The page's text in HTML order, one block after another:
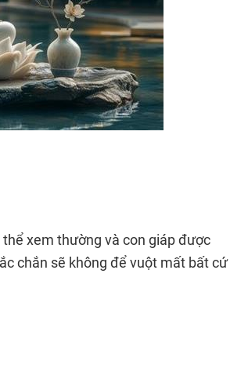
xem thường và con giáp được
chắn sẽ không để vuột mất bất cứ